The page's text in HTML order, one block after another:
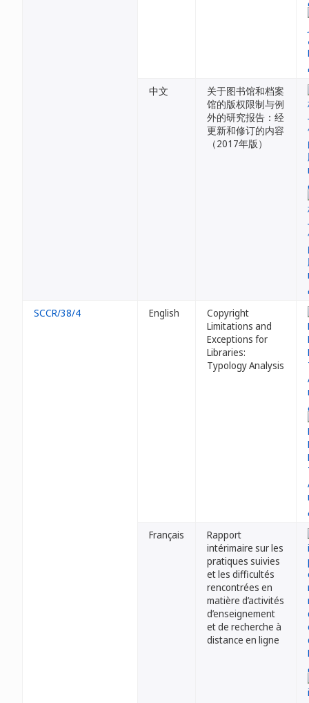
中文
关于图书馆和档案
馆的版权限制与例
外的研究报告：经
更新和修订的内容
（2017年版）
SCCR/38/4 English
Copyright
Limitations and
Exceptions for
Libraries:
Typology Analysis
Français
Rapport
intérimaire sur les
pratiques suivies
et les difficultés
rencontrées en
matière d’activités
d’enseignement
et de recherche à
distance en ligne